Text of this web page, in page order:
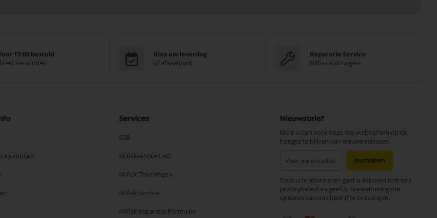
17:00 besteld
verzonden
Kies uw leverdag
of afhaalpunt
Reparatie Service
Nilfisk stofzuigers
en contact
Services
B2B
Nilfiskservice FAQ
Nilfisk Tekeningen
Nilfisk Service
Nilfisk Reparatie Formulier
Nieuwsbrief
Meld u aan voor onze nieuwsbrief om op de
hoogte te blijven van nieuwe releases.
onze
nieuwsbrief
Inschrijven
Door u te abonneren gaat u akkoord met ons
privacybeleid en geeft u toestemming om
updates van ons bedrijf te ontvangen.